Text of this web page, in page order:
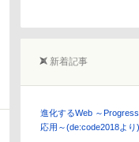
新着記事
進化するWeb ～
応用～(de:code2018より)